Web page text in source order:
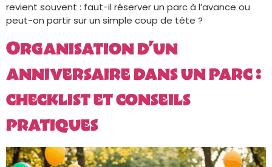
revient souvent : faut-il réserver un parc à l’avance ou
peut-on partir sur un simple coup de tête ?
Organisation d’un
anniversaire dans un parc :
checklist et conseils
pratiques